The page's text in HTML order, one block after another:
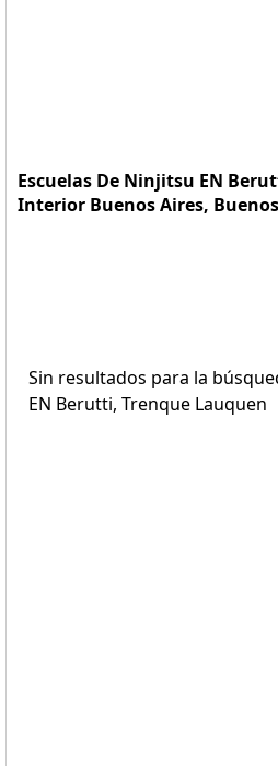
Escuelas De Ninjitsu EN
Interior Buenos Aires,
Sin resultados para la
EN Berutti, Trenque Lauquen